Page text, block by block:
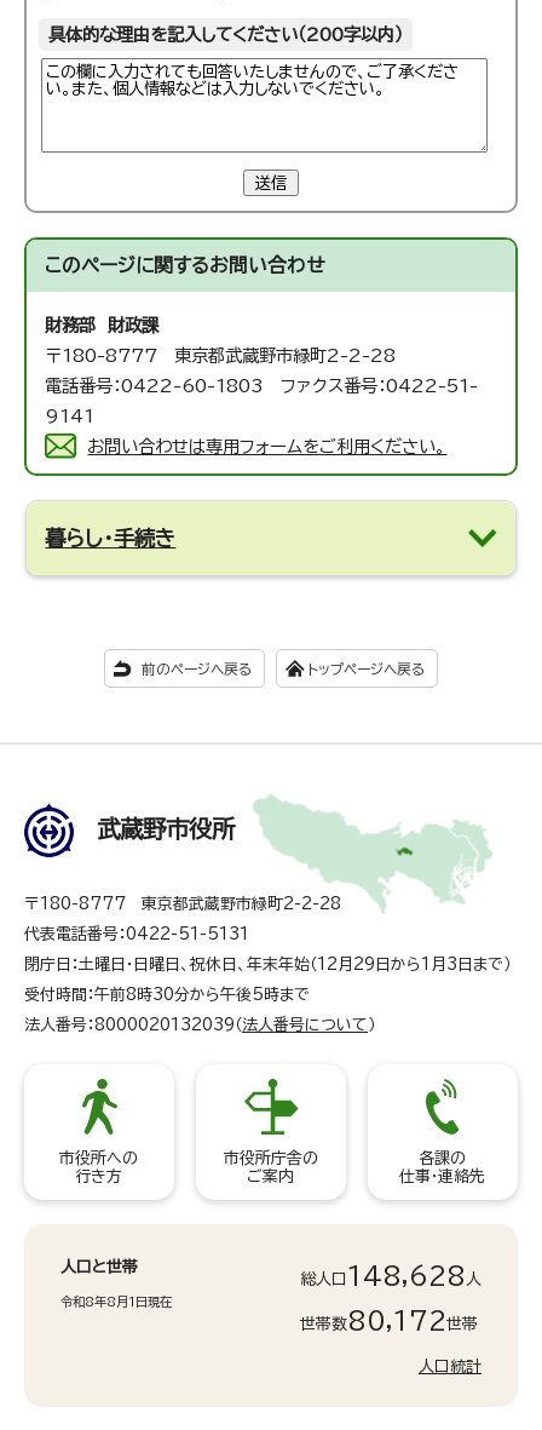
具体的な理由を記入してください（200字以内）
送信
このページに関するお問い合わせ
財務部 財政課
〒180-8777 東京都武蔵野市緑町2-2-28
電話番号：0422-60-1803 ファクス番号：0422-51-
9141
お問い合わせは専用フォームをご利用ください。
暮らし・手続き
前のページへ戻る トップページへ戻る
武蔵野市役所
〒180-8777 東京都武蔵野市緑町2-2-28
代表電話番号：0422-51-5131
閉庁日：土曜日・日曜日、祝休日、年末年始（12月29日から1月3日まで）
受付時間：午前8時30分から午後5時まで
法人番号：8000020132039（ 法人番号について ）
市役所への
行き方
市役所庁舎の
ご案内
各課の
仕事・連絡先
人口と世帯
令和8年8月1日現在
総人口 148,628 人
世帯数80,172世帯
人口統計